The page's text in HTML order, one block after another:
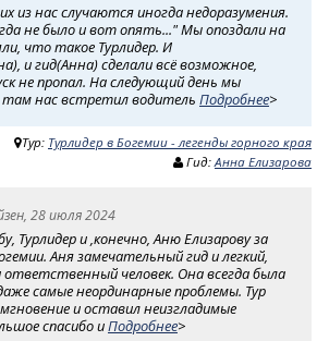
из нас случаются иногда недоразумения.
не было и вот опять..." Мы опоздали на
что такое Турлидер. И
и гид(Анна) сделали всё возможное,
не пропал. На следующий день мы
там нас встретил водитель Подробнее>
Тур: Турлидер в Богемии - легенды горного края
Гид:Анна Елизарова
28 июля 2024
Турлидер и ,конечно, Аню Елизарову за
Аня замечательный гид и легкий,
человек. Она всегда была
самые неординарные проблемы. Тур
и оставил неизгладимые
спасибо иПодробнее>